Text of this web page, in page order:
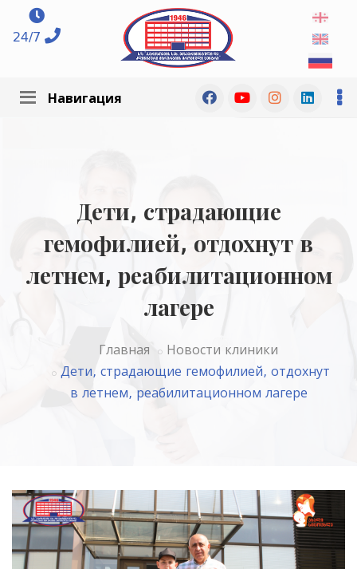
24/7
Навигация
Дети, страдающие
гемофилией, отдохнут в
летнем, реабилитационном
лагере
Главная
Новости клиники
Дети, страдающие гемофилией, отдохнут
в летнем, реабилитационном лагере